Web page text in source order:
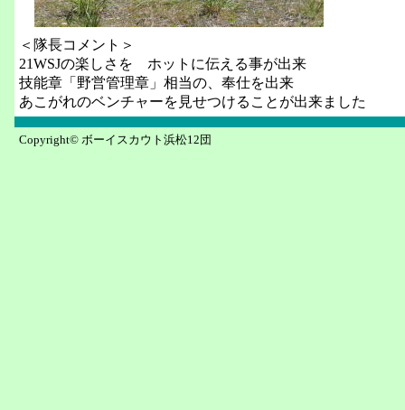
＜隊長コメント＞
21WSJの楽しさを ホットに伝える事が出来
技能章「野営管理章」相当の、奉仕を出来
あこがれのベンチャーを見せつけることが出来ました
Copyright© ボーイスカウト浜松12団